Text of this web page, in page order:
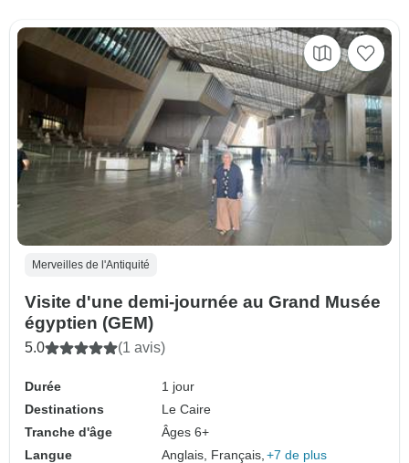
Merveilles de l'Antiquité
Visite d'une demi-journée au Grand Musée
égyptien (GEM)
5.0 (1 avis)
Durée
1 jour
Destinations
Le Caire
Tranche d'âge
Âges 6+
Langue
Anglais, Français, +7 de plus